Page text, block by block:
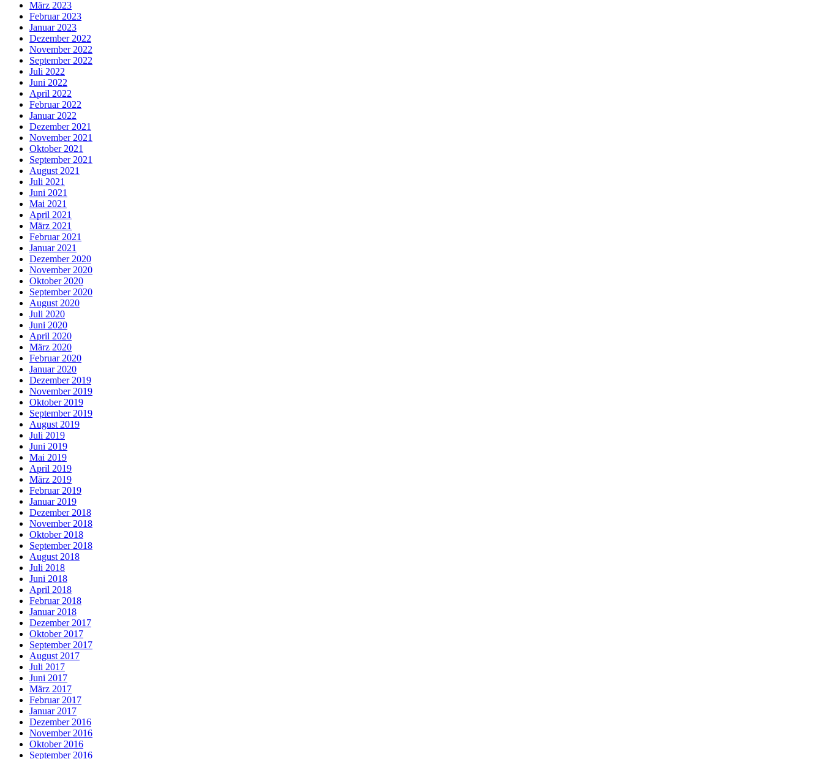
März 2023
Februar 2023
Januar 2023
Dezember 2022
November 2022
September 2022
Juli 2022
Juni 2022
April 2022
Februar 2022
Januar 2022
Dezember 2021
November 2021
Oktober 2021
September 2021
August 2021
Juli 2021
Juni 2021
Mai 2021
April 2021
März 2021
Februar 2021
Januar 2021
Dezember 2020
November 2020
Oktober 2020
September 2020
August 2020
Juli 2020
Juni 2020
April 2020
März 2020
Februar 2020
Januar 2020
Dezember 2019
November 2019
Oktober 2019
September 2019
August 2019
Juli 2019
Juni 2019
Mai 2019
April 2019
März 2019
Februar 2019
Januar 2019
Dezember 2018
November 2018
Oktober 2018
September 2018
August 2018
Juli 2018
Juni 2018
April 2018
Februar 2018
Januar 2018
Dezember 2017
Oktober 2017
September 2017
August 2017
Juli 2017
Juni 2017
März 2017
Februar 2017
Januar 2017
Dezember 2016
November 2016
Oktober 2016
September 2016